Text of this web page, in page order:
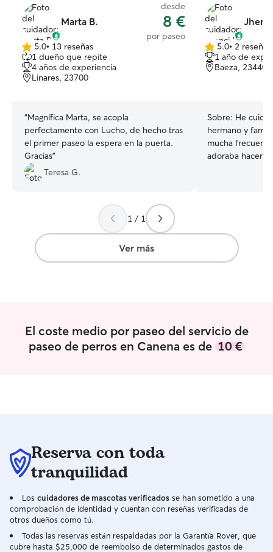
Marta B.
desde
8 €
por paseo
5.0
de
5
estrellas
5.0• 13 reseñas
1 dueño que repite
4 años de experiencia
Linares, 23700
“Magnífica Marta, se acopla
perfectamente con Lucho, de hecho tras
el primer paseo la espera en la puerta.
Gracias”
Teresa G.
5.0
de
5
5.0• 2 reseñas
1 año de
Baeza, 23440
Sobre: He
hermano y
mucha
adoraba
trabajando,
tengo mas
cuidado de
1 / 1
Ver más
El coste medio por paseo del servicio de
paseo de perros en Canena es de 10 €
Reserva con toda
tranquilidad
Los cuidadores de mascotas verificados se han sometido a una
comprobación de identidad y cuentan con reseñas verificadas de
otros dueños como tú.
Todas las reservas están respaldadas por la Garantía Rover, que
cubre hasta $25,000 de reembolso de determinados gastos de